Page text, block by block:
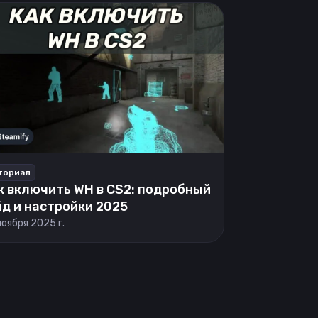
включить WH в CS2: подробный
и настройки 2025
2025 г.